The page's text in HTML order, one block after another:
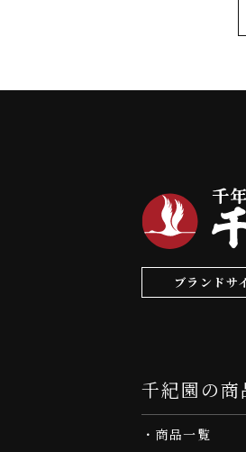
ブランドサ
千紀園の商
商品一覧